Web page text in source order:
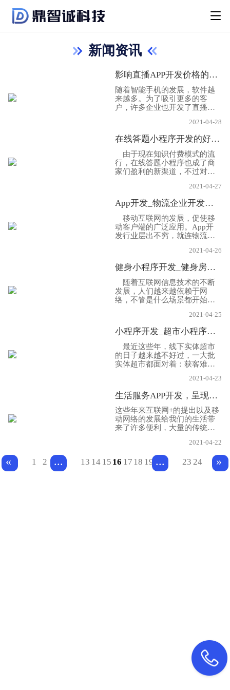
新闻资讯
影响直播APP开发价格的3大因素！
随着智能手机的发展，软件越
来越多。为了吸引更多的客
户，许多企业也开发了直播销
了一个大的市场趋势，那么开
发一个要花多少钱呢?事实上，
影响APP开发价格的因素几乎
是无法比拟的。主要原因是看
两个因素，一个是功能，另一
个是APP软件功能开发的难
度，另外就是原生还是混合
式，下面App开发公司小编就
2021-04-28
在线答题小程序开发的好处在哪？需要什么功能！
由于现在知识付费模式的流
行，在线答题小程序也成了商
家们盈利的新渠道，不过对于
小程序就是一个新的教学场
景，下面成都小程序开发公司
小编就来给大家讲讲开发在线
答题小程序的好处及功能吧。
2021-04-27
App开发_物流企业开发物流app的必要性是什么?
移动互联网的发展，促使移
动客户端的广泛应用。App开
发行业层出不穷，就连物流行
效解确保运供求信息的准确
性。打造了信息传递的平台，
从而大大推动物流行业的发
展。在这样的情况下，物流企
业开发APP是非常有意义的.下
面App开发公司小编就给大家
分享一下关于物流企业App开
2021-04-26
健身小程序开发_健身房怎么从线下转到线上or从线上转到线下呢？
随着互联网信息技术的不断
发展，人们越来越依赖于网
络，不管是什么场景都开始介
房想要继续发展，也不得不转
型线上。从线下到线上、从商
区到家庭，健身锻炼越来越常
见，场景也越来越多元。那么
健身房从线下转到线上或者线
上转到线下要做好哪些呢？下
面小程序开发公司小编就给大
2021-04-25
小程序开发_超市小程序如何获客营销?
最近这些年，线下实体超市
的日子越来越不好过，一大批
实体超市都面对着：获客难、
年因为疫情的影响，很多实体
商户都受到了很大影响，因
此，就要做改变，而开发超市
小程序就很有必要了，不仅能
实现线上营销，获得新的曝光
机会，这也要求我们做好超市
小程序的营销!下面小程序开发
公司小编就给大家分享一下，
2021-04-23
生活服务APP开发，呈现个性化需求发展的必然趋势！
这些年来互联网+的提出以及移
动网络的发展给我们的生活带
来了许多便利，大量的传统企
手机智能化的发展不仅仅带动
了手机APP开发市场，从社交A
PP、商城APP、教育APP的开
发，渐渐的转向了城市本地生
2021-04-22
« 1 2 ... 13 14 15 16 17 18 19 ... 23 24 »